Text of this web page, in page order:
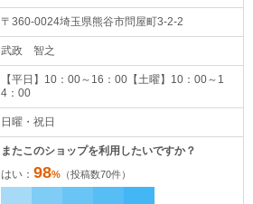
〒360-0024埼玉県熊谷市問屋町3-2-2
武政 智之
【平日】10：00～16：00【土曜】10：00～1
4：00
日曜・祝日
またこのショップを利用したいですか？
はい： 98% （投稿数70件）